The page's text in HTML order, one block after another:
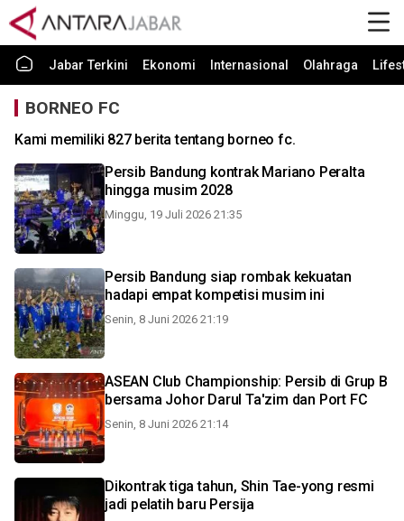
Jabar Terkini Ekonomi Internasional Olahraga
BORNEO FC
Kami memiliki 827 berita tentang borneo fc.
Persib Bandung kontrak Mariano Peralta
hingga musim 2028
Minggu, 19 Juli 2026 21:35
Persib Bandung siap rombak kekuatan
hadapi empat kompetisi musim ini
Senin, 8 Juni 2026 21:19
ASEAN Club Championship: Persib di Grup B
bersama Johor Darul Ta'zim dan Port FC
Senin, 8 Juni 2026 21:14
Dikontrak tiga tahun, Shin Tae-yong resmi
jadi pelatih baru Persija